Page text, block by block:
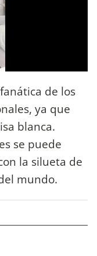
de los
ya que
blanca.
se puede
la silueta de
mundo.